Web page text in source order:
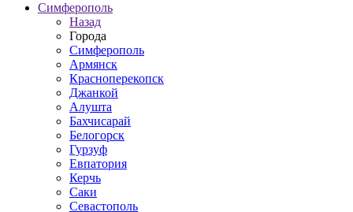
Симферополь
Назад
Города
Симферополь
Армянск
Красноперекопск
Джанкой
Алушта
Бахчисарай
Белогорск
Гурзуф
Евпатория
Керчь
Саки
Севастополь